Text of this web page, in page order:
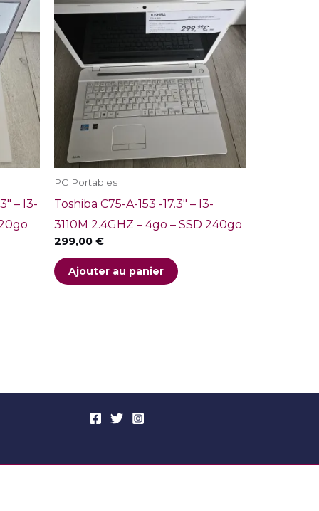
– I3-
PC Portables
Toshiba C75-A-153 -17.3″ – I3-
3110M 2.4GHZ – 4go – SSD 240go
299,00 €
Ajouter au panier